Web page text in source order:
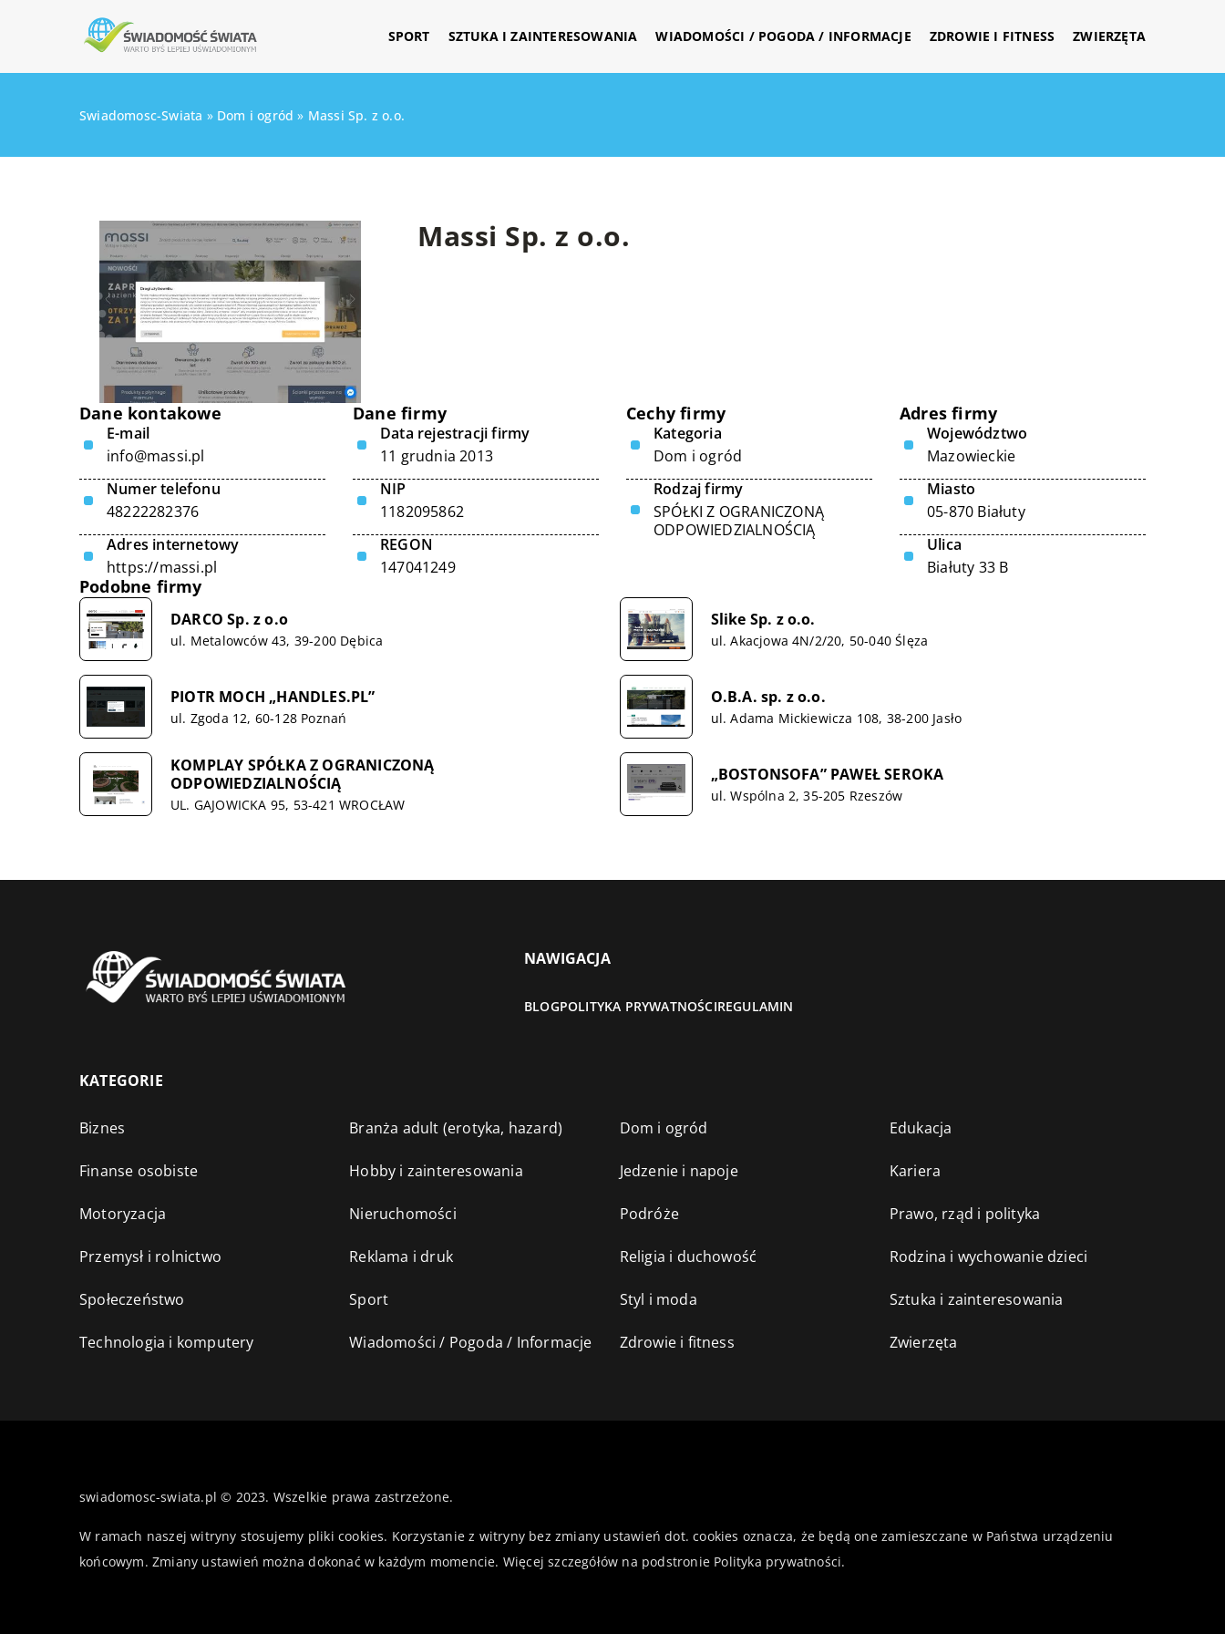
SPORT SZTUKA I ZAINTERESOWANIA WIADOMOŚCI / POGODA / INFORMACJE ZDROWIE I FITNESS ZWIERZĘTA
Swiadomosc-Swiata » Dom i ogród » Massi Sp. z o.o.
Massi Sp. z o.o.
Dane kontakowe
E-mail
info@massi.pl
Numer telefonu
48222282376
Adres internetowy
https://massi.pl
Dane firmy
Data rejestracji firmy
11 grudnia 2013
NIP
1182095862
REGON
147041249
Cechy firmy
Kategoria
Dom i ogród
Rodzaj firmy
SPÓŁKI Z OGRANICZONĄ
ODPOWIEDZIALNOŚCIĄ
Adres firmy
Województwo
Mazowieckie
Miasto
05-870 Białuty
Ulica
Białuty 33 B
Podobne firmy
DARCO Sp. z o.o
ul. Metalowców 43, 39-200 Dębica
Slike Sp. z o.o.
ul. Akacjowa 4N/2/20, 50-040 Ślęza
PIOTR MOCH „HANDLES.PL”
ul. Zgoda 12, 60-128 Poznań
O.B.A. sp. z o.o.
ul. Adama Mickiewicza 108, 38-200 Jasło
KOMPLAY SPÓŁKA Z OGRANICZONĄ
ODPOWIEDZIALNOŚCIĄ
UL. GAJOWICKA 95, 53-421 WROCŁAW
„BOSTONSOFA” PAWEŁ SEROKA
ul. Wspólna 2, 35-205 Rzeszów
NAWIGACJA
BLOGPOLITYKA PRYWATNOŚCIREGULAMIN
KATEGORIE
Biznes Branża adult (erotyka, hazard) Dom i ogród Edukacja
Finanse osobiste Hobby i zainteresowania Jedzenie i napoje Kariera
Motoryzacja Nieruchomości Podróże Prawo, rząd i polityka
Przemysł i rolnictwo Reklama i druk Religia i duchowość Rodzina i wychowanie dzieci
Społeczeństwo Sport Styl i moda Sztuka i zainteresowania
Technologia i komputery Wiadomości / Pogoda / Informacje Zdrowie i fitness Zwierzęta
swiadomosc-swiata.pl © 2023. Wszelkie prawa zastrzeżone.
W ramach naszej witryny stosujemy pliki cookies. Korzystanie z witryny bez zmiany ustawień dot. cookies oznacza, że będą one zamieszczane w Państwa urządzeniu
końcowym. Zmiany ustawień można dokonać w każdym momencie. Więcej szczegółów na podstronie Polityka prywatności.